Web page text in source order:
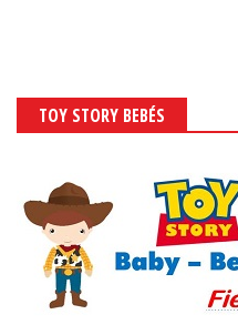
TOY STORY BEBÉS